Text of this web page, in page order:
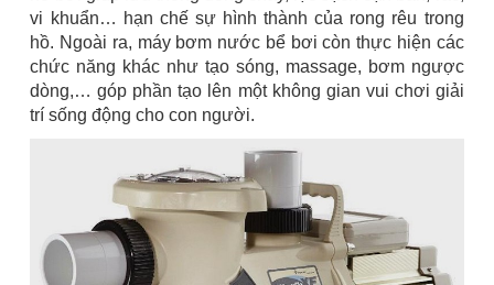
vi khuẩn… hạn chế sự hình thành của rong rêu trong
hồ. Ngoài ra, máy bơm nước bể bơi còn thực hiện các
chức năng khác như tạo sóng, massage, bơm ngược
dòng,… góp phần tạo lên một không gian vui chơi giải
trí sống động cho con người.